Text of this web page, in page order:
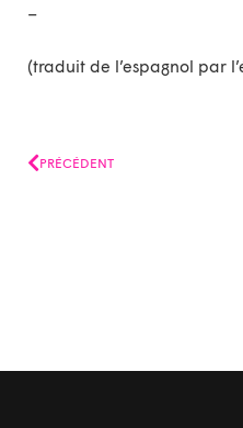
–
(traduit de l’espagnol par
Précédent
PRÉCÉDENT